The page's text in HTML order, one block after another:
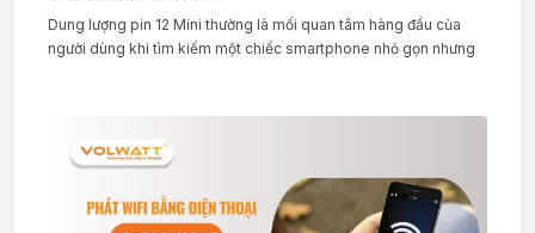
Dung lượng pin 12 Mini thường là mối quan tâm hàng đầu của
người dùng khi tìm kiếm một chiếc smartphone nhỏ gọn nhưng